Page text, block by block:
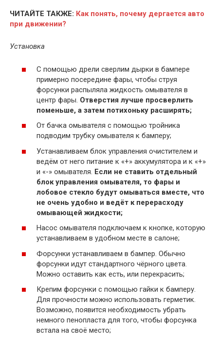
ЧИТАЙТЕ ТАКЖЕ: Как понять, почему дергается авто
при движении?
Установка
С помощью дрели сверлим дырки в бампере
примерно посередине фары, чтобы струя
форсунки распыляла жидкость омывателя в
центр фары. Отверстия лучше просверлить
поменьше, а затем потихоньку расширять;
От бачка омывателя с помощью тройника
подводим трубку омывателя к бамперу;
Устанавливаем блок управления очистителем и
ведём от него питание к «+» аккумулятора и к «+»
и «-» омывателя. Если не ставить отдельный
блок управления омывателя, то фары и
лобовое стекло будут омываться вместе, что
не очень удобно и ведёт к перерасходу
омывающей жидкости;
Насос омывателя подключаем к кнопке, которую
устанавливаем в удобном месте в салоне;
Форсунки устанавливаем в бампер. Обычно
форсунки идут стандартного чёрного цвета.
Можно оставить как есть, или перекрасить;
Крепим форсунки с помощью гайки к бамперу.
Для прочности можно использовать герметик.
Возможно, появится необходимость убрать
немного пенопласта для того, чтобы форсунка
встала на своё место;